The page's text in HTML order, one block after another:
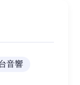
音響